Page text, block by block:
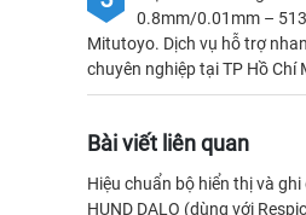
0.8mm/0.01mm –
Mitutoyo. Dịch vụ hỗ trợ
chuyên nghiệp tại TP Hồ Chí
Bài viết liên quan
Hiệu chuẩn bộ hiển thị và ghi
HUND DALO (dùng với